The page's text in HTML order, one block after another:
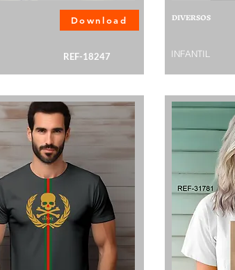
Download
REF-18247
DIVERSOS
INFANTIL